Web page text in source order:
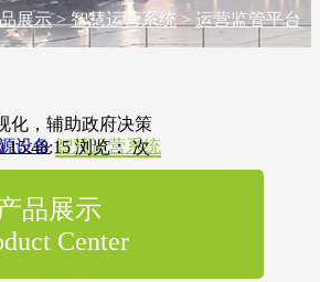
展示>智慧运营系统 > 运营监管平台
设备 智慧运营系统
化，辅助政府决策
15:48:15 浏览：次
品展示
Center